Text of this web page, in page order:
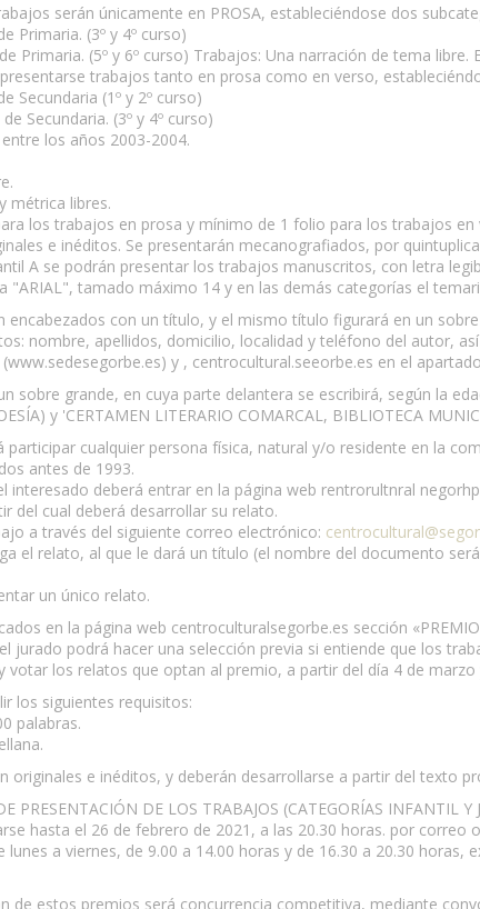
serán únicamente en PROSA, estableciéndose dos
Primaria. (3º y 4º curso)
Primaria. (5º y 6º curso) Trabajos: Una narración de tema
presentarse trabajos tanto en prosa como en verso,
Secundaria (1º y 2º curso)
Secundaria. (3º y 4º curso)
entre los años 2003-2004.
métrica libres.
los trabajos en prosa y mínimo de 1 folio para los trabajos
e inéditos. Se presentarán mecanografiados, por
A se podrán presentar los trabajos manuscritos, con letra
"ARIAL", tamado máximo 14 y en las demás categorías el
encabezados con un título, y el mismo título figurará en un
nombre, apellidos, domicilio, localidad y teléfono del autor,
y , centrocultural.seeorbe.es en el
sobre grande, en cuya parte delantera se escribirá, según la
y 'CERTAMEN LITERARIO COMARCAL, BIBLIOTECA
participar cualquier persona física, natural y/o residente en la
antes de 1993.
interesado deberá entrar en la página web rentrorultnral
del cual deberá desarrollar su relato.
a través del siguiente correo electrónico:
el relato, al que le dará un título (el nombre del documento
un único relato.
en la página web centroculturalsegorbe.es sección
jurado podrá hacer una selección previa si entiende que los
votar los relatos que optan al premio, a partir del día 4 de
los siguientes requisitos:
palabras.
originales e inéditos, y deberán desarrollarse a partir del texto
PRESENTACIÓN DE LOS TRABAJOS (CATEGORÍAS INFANTIL Y
hasta el 26 de febrero de 2021, a las 20.30 horas. por correo
lunes a viernes, de 9.00 a 14.00 horas y de 16.30 a 20.30
de estos premios será concurrencia competitiva, mediante